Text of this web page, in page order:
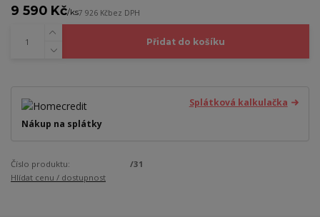
9 590 Kč/ks7 926 Kčbez DPH
Přidat do košíku
Splátková kalkulačka
Nákup na splátky
Číslo produktu:
/31
Hlídat cenu / dostupnost